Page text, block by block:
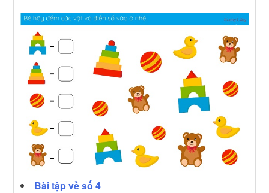
Bài tập về số 4